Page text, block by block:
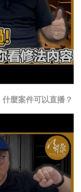
麼案件可以直播？